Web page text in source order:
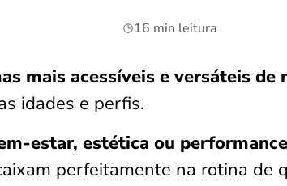
16 min leitura
mais acessíveis e versáteis de
idades e perfis.
estar, estética ou performance
perfeitamente na rotina de